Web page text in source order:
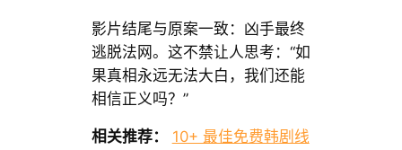
影片结尾与原案一致：凶手最终
逃脱法网。这不禁让人思考：“如
果真相永远无法大白，我们还能
相信正义吗？”
相关推荐：
10+ 最佳免费韩剧线